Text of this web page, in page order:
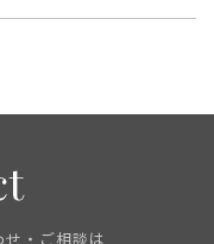
・ご相談は